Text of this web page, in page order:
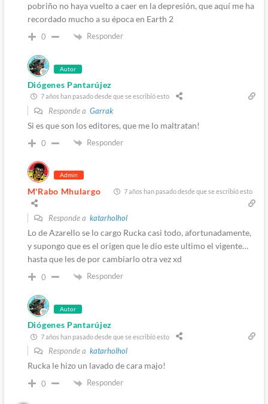
pobriño no haya vuelto a caer en la depresión, que aquí me ha
recordado mucho a su época en Earth 2
0 Responder
Autor
Diógenes Pantarújez
7 años han pasado desde que se escribió esto
Responde a Garrak
Si es que son los editores, que me lo maltratan!
0 Responder
Admin
M'Rabo Mhulargo 7 años han pasado desde que se escribió esto
Responde a katarholhol
Lo de Azarello se lo cargo Rucka casi todo, afortunadamente,
y supongo que es el origen que le dio este ultimo el vigente…
hasta que les de por cambiarlo otra vez xd
0 Responder
Autor
Diógenes Pantarújez
7 años han pasado desde que se escribió esto
Responde a katarholhol
Rucka le hizo un lavado de cara majo!
0 Responder